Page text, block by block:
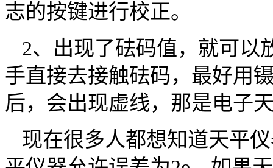
志的按键进行校正。
2、出现了砝码值，就可以
手直接去接触砝码，最好用
后，会出现虚线，那是电子
现在很多人都想知道天平